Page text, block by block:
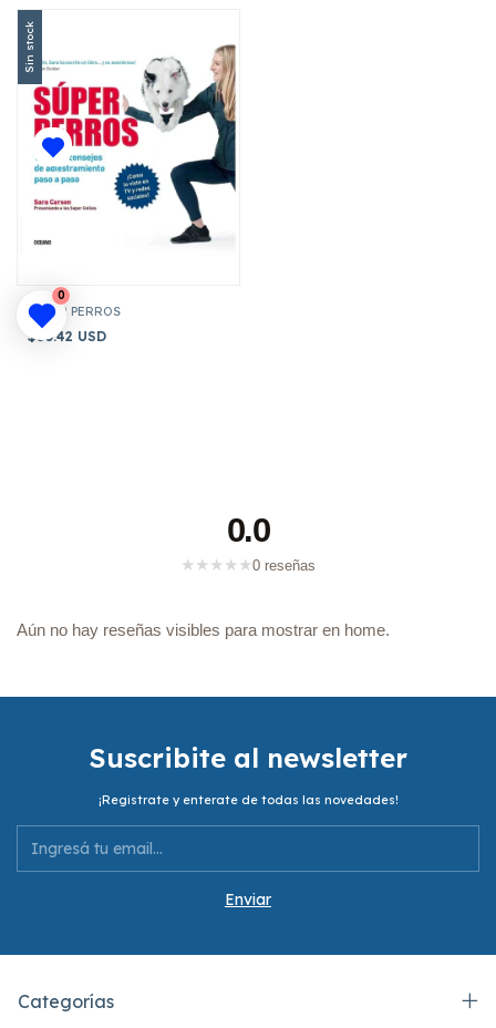
Sin stock
SUPER PERROS
$30.42 USD
0.0
★ ★ ★ ★ ★0 reseñas
Aún no hay reseñas visibles para mostrar en home.
Suscribite al newsletter
¡Registrate y enterate de todas las novedades!
Categorías
0